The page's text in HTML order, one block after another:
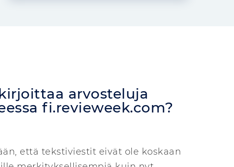
arvosteluja
fi.revieweek.com?
että tekstiviestit eivät ole koskaan